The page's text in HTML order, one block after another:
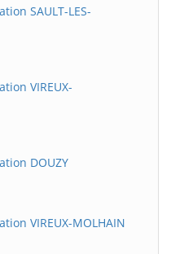
SAULT-LES-
VIREUX-
DOUZY
VIREUX-MOLHAIN